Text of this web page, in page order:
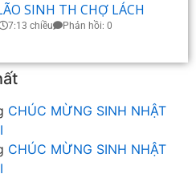
SINH TH CHỢ LÁCH
7:13 chiều Phản hồi: 0
CHÚC MỪNG SINH NHẬT
CHÚC MỪNG SINH NHẬT